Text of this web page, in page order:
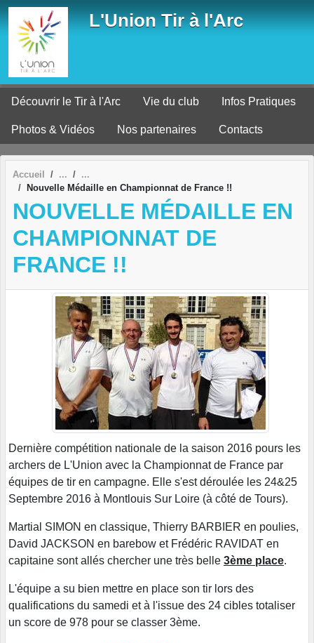
L'Union Tir à l'Arc
Découvrir le Tir à l'Arc Vie du club Infos Pratiques
Photos & Vidéos Nos partenaires Contacts
Accueil
Nouvelle Médaille en Championnat de France !!
NOUVELLE MÉDAILLE EN
CHAMPIONNAT DE
FRANCE !!
Dernière compétition nationale de la saison 2016 pours les
archers de L'Union avec la Championnat de France par
équipes de tir en campagne. Elle s'est déroulée les 24&25
Septembre 2016 à Montlouis Sur Loire (à côté de Tours).
Martial SIMON en classique, Thierry BARBIER en poulies,
David JACKSON en barebow et Frédéric RAVIDAT en
capitaine sont allés chercher une très belle 3ème place.
L'équipe a su bien mettre en place son tir lors des
qualifications du samedi et à l'issue des 24 cibles totaliser
un score de 978 pour se classer 3ème.
Panneau de gestion des cookies